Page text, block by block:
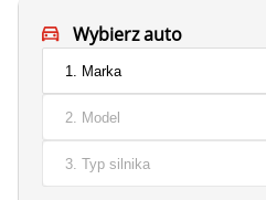
Wybierz auto